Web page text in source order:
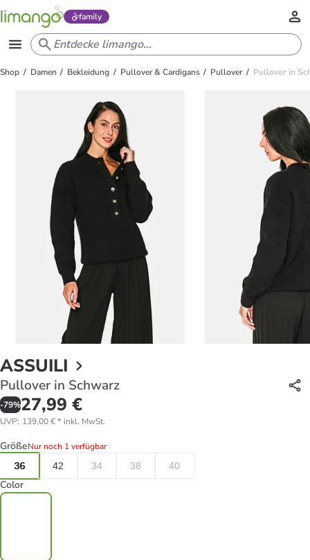
family
Shop Damen Bekleidung Pullover & Cardigans Pullover Pullover in
ASSUILI
Pullover in Schwarz
-79%27,99 €
UVP: 139,00 €* inkl. MwSt.
GrößeNur noch 1 verfügbar
36
42 34 38 40
Color